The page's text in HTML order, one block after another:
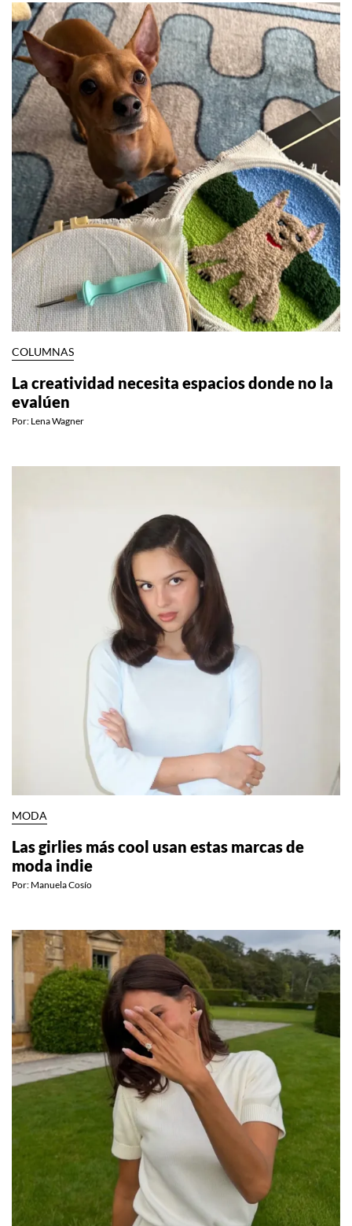
COLUMNAS
La creatividad necesita espacios donde no la
evalúen
Por: Lena Wagner
MODA
Las girlies más cool usan estas marcas de
moda indie
Por: Manuela Cosío